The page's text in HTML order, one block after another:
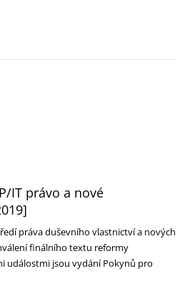
IT právo a nové
práva duševního vlastnictví a nových
finálního textu reformy
událostmi jsou vydání Pokynů pro